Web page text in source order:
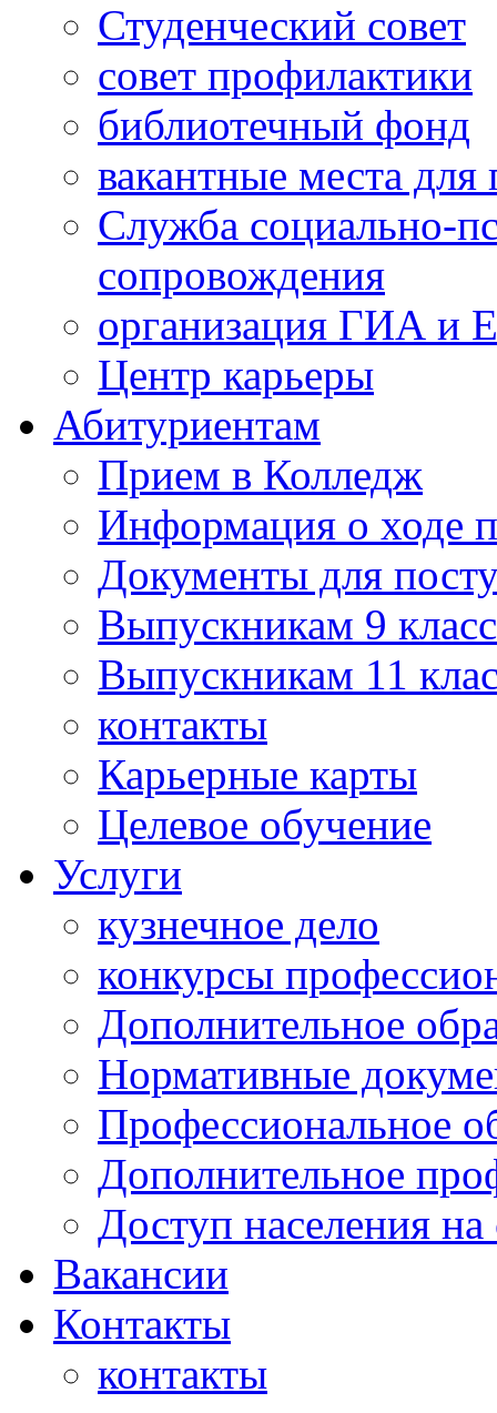
Студенческий совет
совет профилактики
библиотечный фонд
вакантные места
Служба социально-
сопровождения
организация ГИА и
Центр карьеры
Абитуриентам
Прием в Колледж
Информация о ходе
Документы для
Выпускникам 9
Выпускникам 11
контакты
Карьерные карты
Целевое обучение
Услуги
кузнечное дело
конкурсы
Дополнительное
Нормативные
Профессиональное
Дополнительное
Доступ населения
Вакансии
Контакты
контакты